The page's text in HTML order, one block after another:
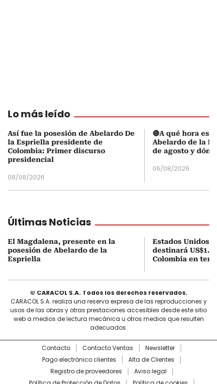
Lo más leído
Así fue la posesión de Abelardo De
la Espriella presidente de
Colombia: Primer discurso
presidencial
08/08/2026
🔴A qué hora es
Abelardo de la
de agosto y
06/08/2026
Últimas Noticias
El Magdalena, presente en la
posesión de Abelardo de la
Espriella
Estados Unidos
destinará
Colombia en
© CARACOL S.A. Todos los derechos reservados.
CARACOL S.A. realiza una reserva expresa de las reproducciones y
usos de las obras y otras prestaciones accesibles desde este sitio
web a medios de lectura mecánica u otros medios que resulten
adecuados.
Contacto Contacto Ventas
Newsletter
Pago electrónico clientes
Alta de Clientes
Registro de proveedores
Aviso legal